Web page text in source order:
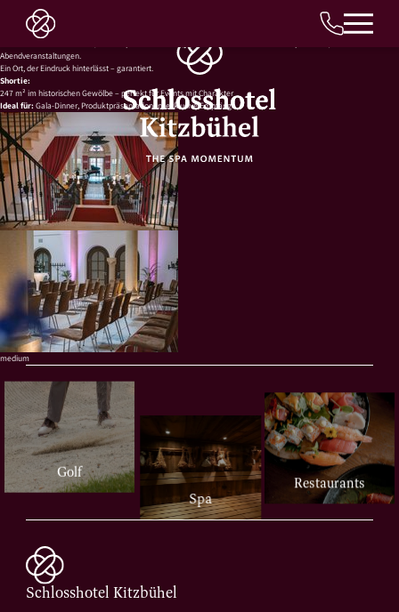
DE
Bühne für Wow-Momente 247 m²
, Kreuzgewölbe, Atmosphäre wie aus dem Märchenbuch: Die Schlosshalle ist die spektakulärste
Abendveranstaltungen.
Ein Ort, der Eindruck hinterlässt – garantiert.
Shortie:
247 m² im historischen Gewölbe – perfekt für Events mit Charakter
Ideal für: Gala-Dinner, Produktpräsentationen, exklusive Empfänge
medium
Golf
Spa
Restaurants
Schlosshotel Kitzbühel